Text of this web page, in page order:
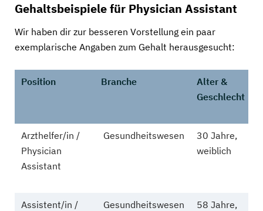
Gehaltsbeispiele für Physician Assistant
Wir haben dir zur besseren Vorstellung ein paar
exemplarische Angaben zum Gehalt herausgesucht:
Position Branche
Alter &
Geschlecht
Arzthelfer/in /
Physician
Assistant
Gesundheitswesen
30 Jahre,
weiblich
Assistent/in /
Gesundheitswesen
58 Jahre,